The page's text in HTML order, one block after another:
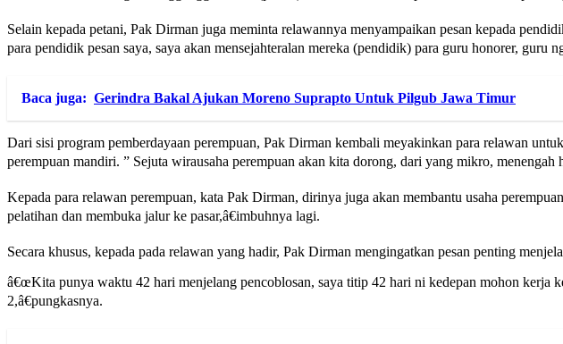
Selain kepada petani, Pak Dirman juga meminta relawannya menyampaikan pesan kepada
para pendidik pesan saya, saya akan mensejahteralan mereka (pendidik) para guru honorer,
Baca juga: Gerindra Bakal Ajukan Moreno Suprapto Untuk Pilgub Jawa Timur
Dari sisi program pemberdayaan perempuan, Pak Dirman kembali meyakinkan para relawan
perempuan mandiri. ” Sejuta wirausaha perempuan akan kita dorong, dari yang mikro, menengah
Kepada para relawan perempuan, kata Pak Dirman, dirinya juga akan membantu usaha
pelatihan dan membuka jalur ke pasar,â€imbuhnya lagi.
Secara khusus, kepada pada relawan yang hadir, Pak Dirman mengingatkan pesan penting
â€œKita punya waktu 42 hari menjelang pencoblosan, saya titip 42 hari ni kedepan mohon kerja
2,â€pungkasnya.